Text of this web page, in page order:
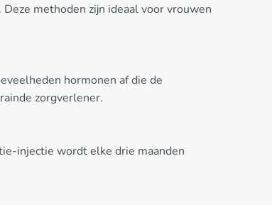
methoden zijn ideaal voor vrouwen
hormonen af die de
zorgverlener.
injectie wordt elke drie maanden